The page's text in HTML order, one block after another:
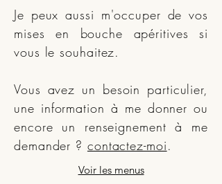
Je peux aussi m'occuper de vos
mises en bouche apéritives si
vous le souhaitez.
Vous avez un besoin particulier,
une information à me donner ou
encore un renseignement à me
demander ? contactez-moi.
Voir les menus